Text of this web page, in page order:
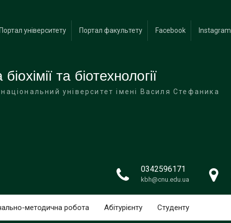
Портал університету Портал факультету Facebook Instagram
та біотехнології
університет імені Василя Стефаника
0342596171
kbh@cnu.edu.ua
методична робота Абітурієнту Студенту